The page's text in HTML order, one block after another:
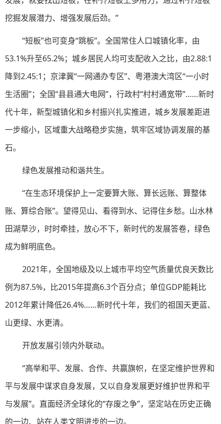
挖掘发展潜力、增强发展后劲。”
“短板”也可变身“跳板”。全国常住人口城镇化率，由
53.1%升至65.2%；城乡居民人均可支配收入之比，由2.88∶1
降到2.45∶1；京津冀“一网通办专区”、粤港澳大湾区“一小时
生活圈”；全国“县县通大电网”，行政村“村村通宽带”……新时
代十年，新型城镇化和乡村振兴扎实推进，城乡发展差距进
一步缩小，区域重大战略稳步实施，筑牢区域协调发展的基
石。
绿色发展推动和谐共生。
“在生态环境保护上一定要算大账、算长远账、算整体
账、算综合账”。望得见山、看得到水、记得住乡愁。山水林
田湖草沙，时时牵挂，放心不下，新时代的发展答卷，绿色
成为鲜明底色。
2021年，全国地级及以上城市平均空气质量优良天数比
例为87.5%，比2015年提高6.3个百分点；单位GDP能耗比
2012年累计降低26.4%……新时代十年，我们的祖国天更蓝、
山更绿、水更清。
开放发展引领内外联动。
“高举和平、发展、合作、共赢旗帜，在坚定维护世界和
平与发展中谋求自身发展，又以自身发展更好维护世界和平
与发展”。直面经济全球化的“存废之争”，坚定站在历史正确
的一边、站在人类文明进步的一边。